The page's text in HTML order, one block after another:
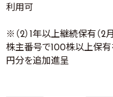
利用可
※（2）1年以上継続保有（
株主番号で100株以上保
円分を追加進呈